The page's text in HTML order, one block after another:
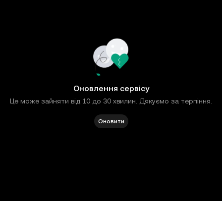
Оновлення сервісу
Це може зайняти від 10 до 30 хвилин. Дякуємо за терпіння.
Оновити